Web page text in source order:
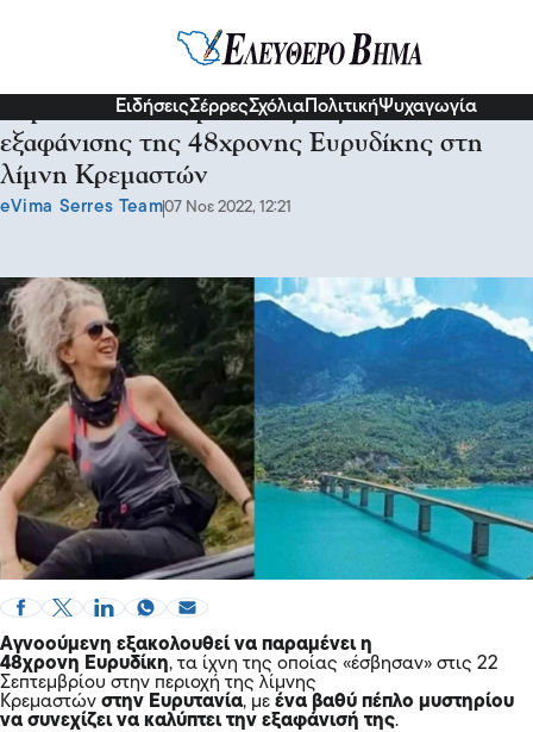
ΕιδήσειςΣέρρεςΣχόλια ΠολιτικήΨυχαγωγία
Ευρυτανία: Δυσάρεστη εξέλιξη στην υπόθεση
εξαφάνισης της 48χρονης Ευρυδίκης στη
λίμνη Κρεμαστών
eVima Serres Team07 Νοε 2022, 12:21
Αγνοούμενη εξακολουθεί να παραμένει η
48χρονη Ευρυδίκη, τα ίχνη της οποίας «έσβησαν» στις 22
Σεπτεμβρίου στην περιοχή της λίμνης
Κρεμαστών στην Ευρυτανία, με ένα βαθύ πέπλο μυστηρίου
να συνεχίζει να καλύπτει την εξαφάνισή της.